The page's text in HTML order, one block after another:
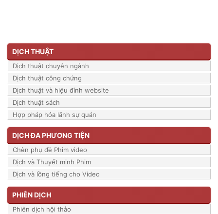
DỊCH THUẬT
Dịch thuật chuyên ngành
Dịch thuật công chứng
Dịch thuật và hiệu đính website
Dịch thuật sách
Hợp pháp hóa lãnh sự quán
DỊCH ĐA PHƯƠNG TIỆN
Chèn phụ đề Phim video
Dịch và Thuyết minh Phim
Dịch và lồng tiếng cho Video
PHIÊN DỊCH
Phiên dịch hội thảo